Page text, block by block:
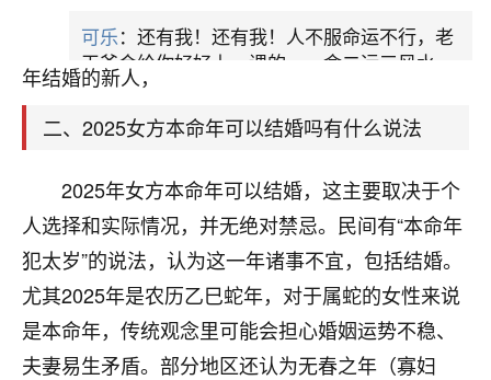
岁，结婚是一件喜庆的事情，而本命年运势不好，
结婚就是在太岁头上动土，会招惹太岁不快，本命
年结婚的新人，
二、2025女方本命年可以结婚吗有什么说法
2025年女方本命年可以结婚，这主要取决于个
人选择和实际情况，并无绝对禁忌。民间有“本命年
犯太岁”的说法，认为这一年诸事不宜，包括结婚。
尤其2025年是农历乙巳蛇年，对于属蛇的女性来说
是本命年，传统观念里可能会担心婚姻运势不稳、
夫妻易生矛盾。部分地区还认为无春之年（寡妇
可乐：还有我！还有我！人不服命运不行，老
天爷会给你好好上一课的。一命二运三风水，
哪样不服都不行！
平安是福：我也是每年找老师化太岁，看年
卦，认识老师3年了，都是缘分啊！
17分钟前 来自湖北 19
心若莲花
我是做餐饮的，这两年，生意屡屡受挫，店开一家关
一家，要么生意不好，生意好的就出事。前些年攒的
家底快败光了，真是倒霉！我也想找人看看到底怎么
回事？